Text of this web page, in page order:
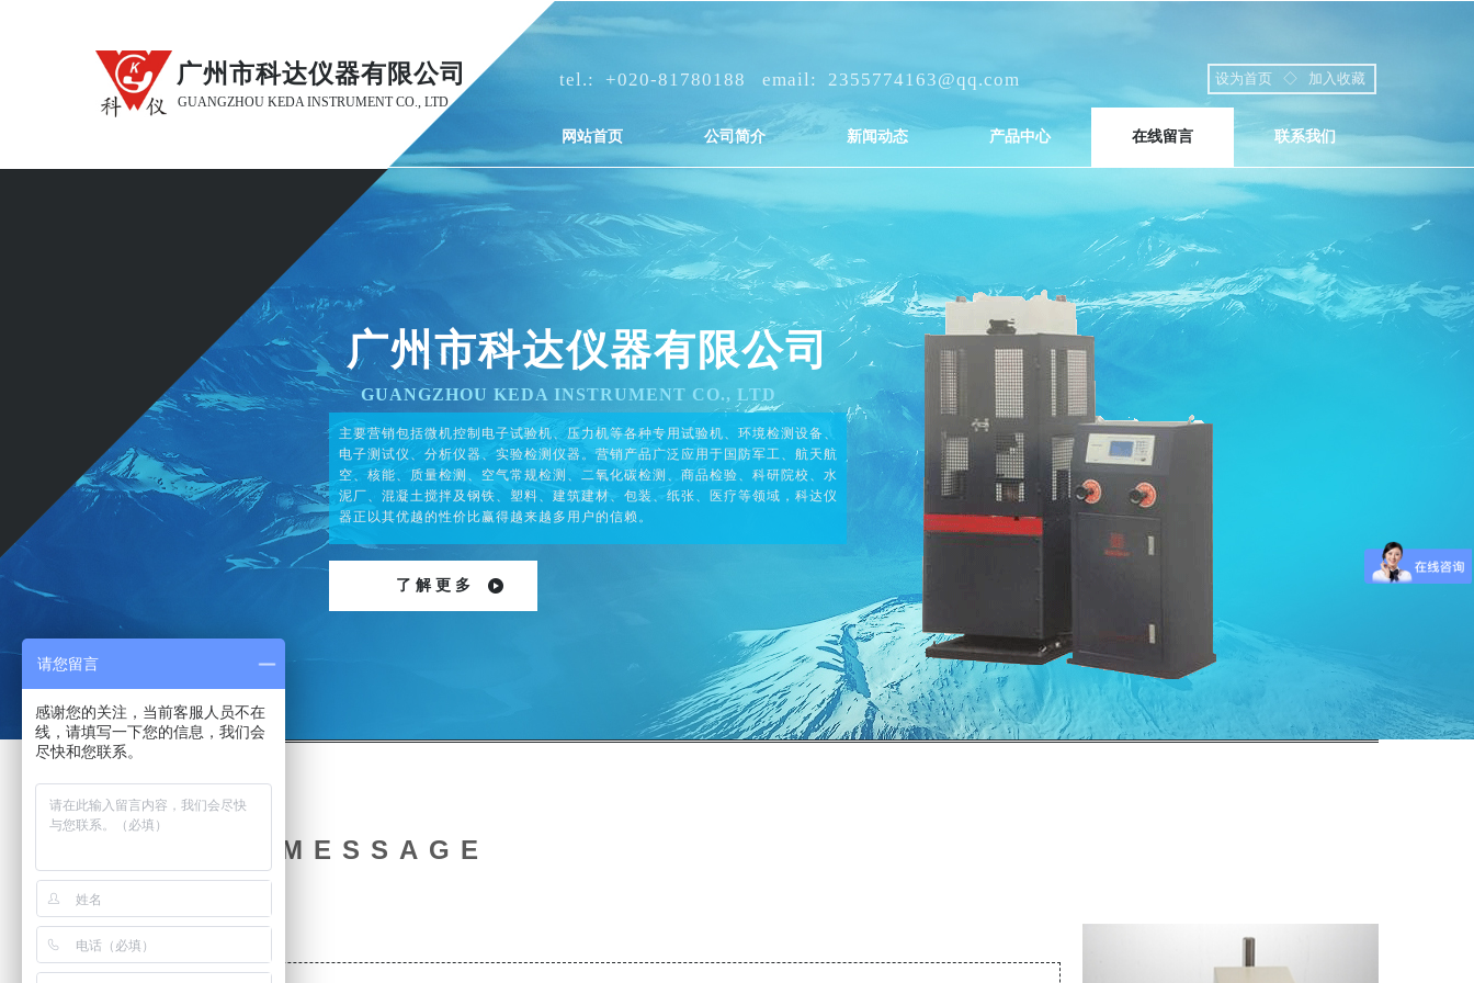
广州市科达仪器有限公司 设为首页 ◇ 加入收藏
tel.: +020-81780188 email: 2355774163@qq.com
GUANGZHOU KEDA INSTRUMENT CO., LTD
网站首页 公司简介 新闻动态 产品中心 在线留言 联系我们
广州市科达仪器有限公司
GUANGZHOU KEDA INSTRUMENT CO., LTD​
主要营销包括微机控制电子试验机、压力机等各种专用试验机、环境检测设备、
电子测试仪、分析仪器、实验检测仪器。营销产品广泛应用于国防军工、航天航
空、核能、质量检测、空气常规检测、二氧化碳检测、商品检验、科研院校、水
泥厂、混凝土搅拌及钢铁、塑料、建筑建材、包装、纸张、医疗等领域，科达仪
器正以其优越的性价比赢得越来越多用户的信赖。
了 解 更 多
在线留言
ONLINE MESSAGE
昵称
请您留言
感谢您的关注，当前客服人员不在
线，请填写一下您的信息，我们会
尽快和您联系。